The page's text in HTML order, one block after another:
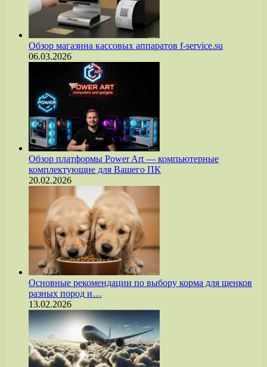
Обзор магазина кассовых аппаратов f-service.su
06.03.2026
Обзор платформы Power Art — компьютерные
комплектующие для Вашего ПК
20.02.2026
Основные рекомендации по выбору корма для щенков
разных пород и…
13.02.2026